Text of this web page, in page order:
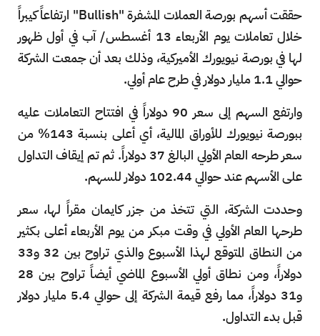
حققت أسهم بورصة العملات المشفرة "Bullish" ارتفاعاً كيبراً
خلال تعاملات يوم الأربعاء 13 أغسطس/ آب في أول ظهور
لها في بورصة نيويورك الأميركية، وذلك بعد أن جمعت الشركة
حوالي 1.1 مليار دولار في طرح عام أولي.
وارتفع السهم إلى سعر 90 دولاراً في افتتاح التعاملات عليه
ببورصة نيويورك للأوراق المالية، أي أعلى بنسبة 143% من
سعر طرحه العام الأولي البالغ 37 دولاراً. ثم تم إيقاف التداول
على الأسهم عند حوالي 102.44 دولار للسهم.
وحددت الشركة، التي تتخذ من جزر كايمان مقراً لها، سعر
طرحها العام الأولي في وقت مبكر من يوم الأربعاء أعلى بكثير
من النطاق المتوقع لهذا الأسبوع والذي تراوح بين 32 و33
دولاراً، ومن نطاق أولي الأسبوع الماضي أيضاً تراوح بين 28
و31 دولاراً، مما رفع قيمة الشركة إلى حوالي 5.4 مليار دولار
قبل بدء التداول.